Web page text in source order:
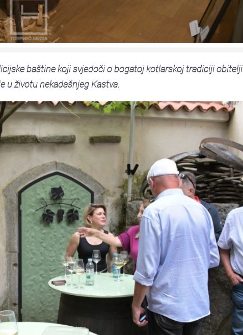
baštine koji svjedoči o bogatoj kotlarskoj tradiciji obitelji
u životu nekadašnjeg Kastva.